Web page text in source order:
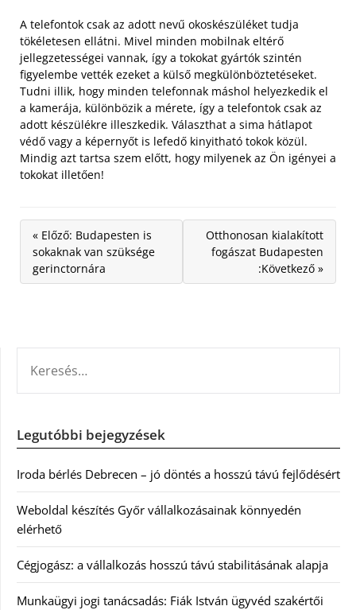
A telefontok csak az adott nevű okoskészüléket tudja
tökéletesen ellátni. Mivel minden mobilnak eltérő
jellegzetességei vannak, így a tokokat gyártók szintén
figyelembe vették ezeket a külső megkülönböztetéseket.
Tudni illik, hogy minden telefonnak máshol helyezkedik el
a kamerája, különbözik a mérete, így a telefontok csak az
adott készülékre illeszkedik. Választhat a sima hátlapot
védő vagy a képernyőt is lefedő kinyitható tokok közül.
Mindig azt tartsa szem előtt, hogy milyenek az Ön igényei a
tokokat illetően!
« Előző: Budapesten is
sokaknak van szüksége
gerinctornára
Otthonosan kialakított
fogászat Budapesten
:Következő »
Legutóbbi bejegyzések
Iroda bérlés Debrecen – jó döntés a hosszú távú fejlődésért
Weboldal készítés Győr vállalkozásainak könnyedén
elérhető
Cégjogász: a vállalkozás hosszú távú stabilitásának alapja
Munkaügyi jogi tanácsadás: Fiák István ügyvéd szakértői